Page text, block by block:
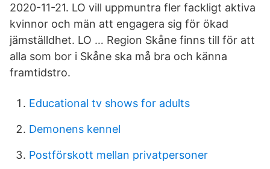
2020-11-21. LO vill uppmuntra fler fackligt aktiva
kvinnor och män att engagera sig för ökad
jämställdhet. LO … Region Skåne finns till för att
alla som bor i Skåne ska må bra och känna
framtidstro.
Educational tv shows for adults
Demonens kennel
Postförskott mellan privatpersoner